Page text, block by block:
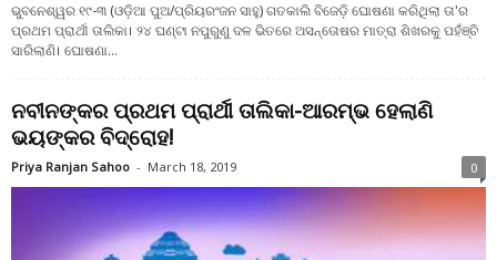
ଭୁବନେଶ୍ୱର ୧୯-୩ (ଓଡ଼ିଆ ପୁଅ/ପ୍ରିୟରଂଜନ ସାହୁ) ଗତକାଲି ବିଜେଡ଼ି ଘୋଷଣା କରିଥିଲା ତା'ର
ପ୍ରଥମ ପ୍ରାର୍ଥୀ ତାଲିକା। ୨୪ ଘଣ୍ଟା ନପୁରୁଣୁ ଦଳ ଭିତରେ ଅସନ୍ତୋଷର ମାତ୍ରା ଶିଖରକୁ ପହଁଞ୍ଚି
ସାରିଲାଣି। ଘୋଷଣା...
ନବୀନଙ୍କର ପ୍ରଥମ ପ୍ରାର୍ଥୀ ତାଲିକା-ଆରମ୍ଭ ହେଲାଣି
ଭୟଙ୍କର ବିଦ୍ରୋହ!
Priya Ranjan Sahoo - March 18, 2019 0